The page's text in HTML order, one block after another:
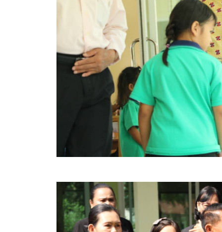
ข้อระเบียบและกฎหมาย
มาตรฐานการปฏิบัติงาน
แผนพัฒนาท้องถิ่น ของอบจ.สุพรรณบุรี
ข้อบัญญัติงบประมาณรายจ่ายประจำปี ของ อบจ.สุ
ข้อบัญญัติอื่นๆ ของ อบจ.สุพรรณบุรี
รายงานการประชุมสภา อบจ.สุพรรณบุรี
รายงานรายรับรายจ่าย อบจ.สุพรรณบุรี
รายงานการติดตามและประเมินผลแผนพัฒนาท้อง